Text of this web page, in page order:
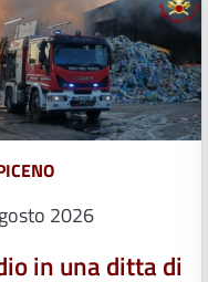
2026
in una ditta di